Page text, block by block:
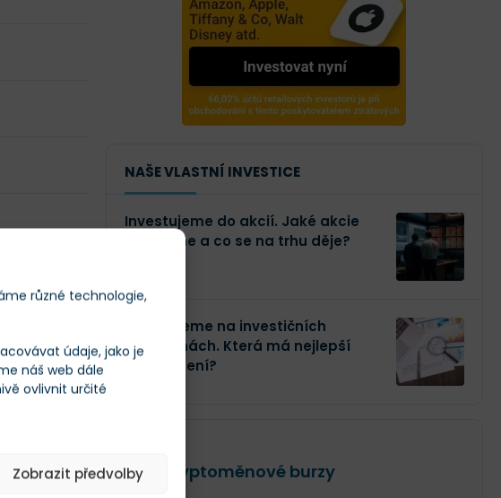
různé technologie,
údaje, jako je
náš web dále
ovlivnit určité
Zobrazit předvolby
články
od roku je
i
NAŠE VLASTNÍ INVESTICE
Investujeme do akcií. Jaké akcie
kupujeme a co se na trhu děje?
Investujeme na investičních
platformách. Která má nejlepší
zhodnocení?
TOP Kryptoměnové burzy